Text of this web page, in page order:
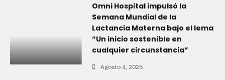
Omni Hospital impulsó la
Semana Mundial de la
Lactancia Materna bajo el lema
“Un inicio sostenible en
cualquier circunstancia”
Agosto 4, 2026